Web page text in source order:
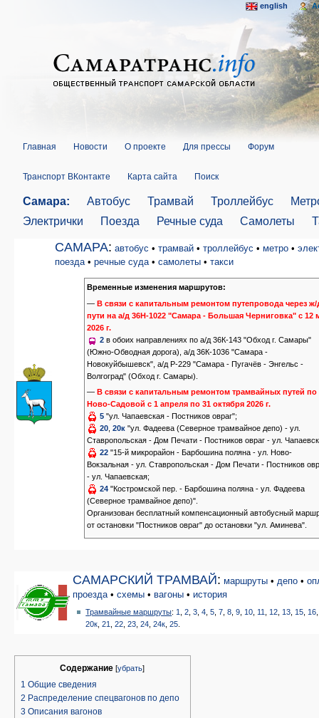
Главная Новости О проекте Для прессы Форум
Транспорт ВКонтакте Карта сайта Поиск
Самара: Автобус Трамвай Троллейбус
Электрички
Поезда Речные суда Самолеты
САМАРА: автобус • трамвай • троллейбус • метро •
поезда • речные суда • самолеты • такси
Временные изменения маршрутов:
—В связи с капитальным ремонтом путепровода через ж/
пути на а/д 36Н-1022 "Самара - Большая Черниговка" с 12
2026 г.
2 в обоих направлениях по а/д 36К-143 "Обход г. Самары"
(Южно-Обводная дорога), а/д 36К-1036 "Самара -
Новокуйбышевск", а/д Р-229 "Самара - Пугачёв - Энгельс -
Волгоград" (Обход г. Самары).
— В связи с капитальным ремонтом трамвайных путей по
Ново-Садовой с 1 апреля по 31 октября 2026 г.
5 "ул. Чапаевская - Постников овраг";
20 ,20к "ул. Фадеева (Северное трамвайное депо) - ул.
Ставропольская - Дом Печати - Постников овраг - ул.
22 "15-й микрорайон - Барбошина поляна - ул. Ново-
Вокзальная - ул. Ставропольская - Дом Печати - Постников
- ул. Чапаевская;
24 "Костромской пер. - Барбошина поляна - ул. Фадеева
(Северное трамвайное депо)".
Организован бесплатный компенсационный автобусный
от остановки "Постников овраг" до остановки "ул. Аминева".
САМАРСКИЙ ТРАМВАЙ: маршруты • депо •
проезда• схемы • вагоны • история
Трамвайные маршруты: 1 ,2 ,3 ,4 ,5 ,7 ,8 ,9 10 11 12 13 15 16
20к ,21 ,22 ,23 ,24 ,24к ,25
Содержание [убрать]
1 Общие сведения
2 Распределение спецвагонов по депо
3 Описания вагонов
english